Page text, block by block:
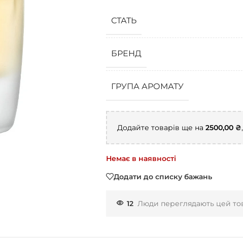
СТАТЬ
БРЕНД
ГРУПА АРОМАТУ
Додайте товарів ще на 2500,00 ₴
Немає в наявності
Додати до списку бажань
12 Люди переглядають цей